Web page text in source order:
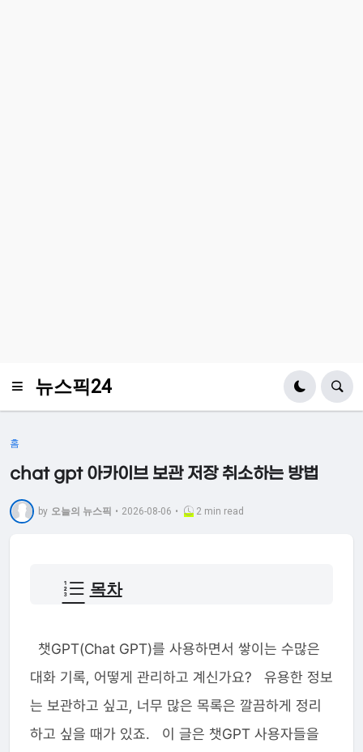
뉴스픽24
홈
chat gpt 아카이브 보관 저장 취소하는 방법
by 오늘의 뉴스픽 • 2026-08-06 • 2 min read
목차
챗GPT(Chat GPT)를 사용하면서 쌓이는 수많은
대화 기록, 어떻게 관리하고 계신가요? 유용한 정보
는 보관하고 싶고, 너무 많은 목록은 깔끔하게 정리
하고 싶을 때가 있죠. 이 글은 챗GPT 사용자들을